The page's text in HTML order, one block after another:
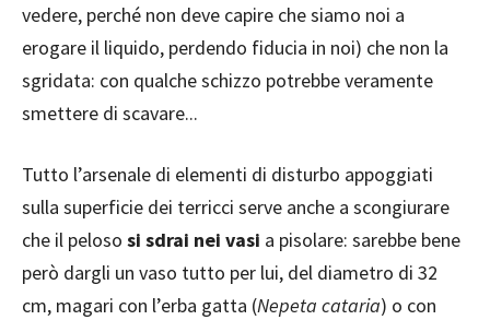
vedere, perché non deve capire che siamo noi a
erogare il liquido, perdendo fiducia in noi) che non la
sgridata: con qualche schizzo potrebbe veramente
smettere di scavare...
Tutto l’arsenale di elementi di disturbo appoggiati
sulla superficie dei terricci serve anche a scongiurare
che il peloso si sdrai nei vasi a pisolare: sarebbe bene
però dargli un vaso tutto per lui, del diametro di 32
cm, magari con l’erba gatta (Nepeta cataria) o con